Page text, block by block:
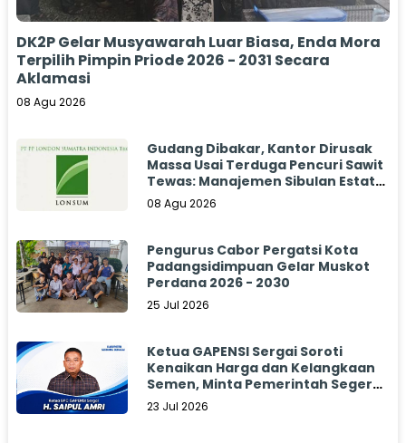
DK2P Gelar Musyawarah Luar Biasa, Enda Mora
Terpilih Pimpin Priode 2026 - 2031 Secara
Aklamasi
08 Agu 2026
Gudang Dibakar, Kantor Dirusak
Massa Usai Terduga Pencuri Sawit
Tewas: Manajemen Sibulan Estate
Bungkam
08 Agu 2026
Pengurus Cabor Pergatsi Kota
Padangsidimpuan Gelar Muskot
Perdana 2026 - 2030
25 Jul 2026
Ketua GAPENSI Sergai Soroti
Kenaikan Harga dan Kelangkaan
Semen, Minta Pemerintah Segera
Bertindak
23 Jul 2026